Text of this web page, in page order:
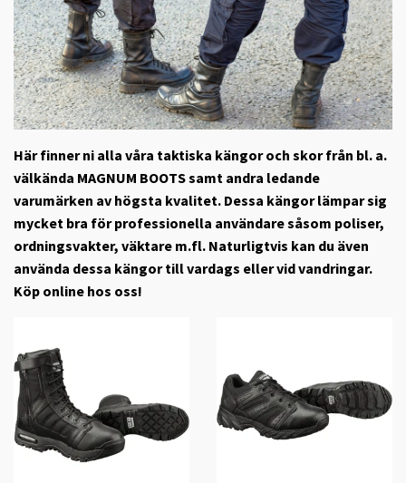
Här finner ni alla våra taktiska kängor och skor från bl. a.
välkända MAGNUM BOOTS samt andra ledande
varumärken av högsta kvalitet. Dessa kängor lämpar sig
mycket bra för professionella användare såsom poliser,
ordningsvakter, väktare m.fl. Naturligtvis kan du även
använda dessa kängor till vardags eller vid vandringar.
Köp online hos oss!